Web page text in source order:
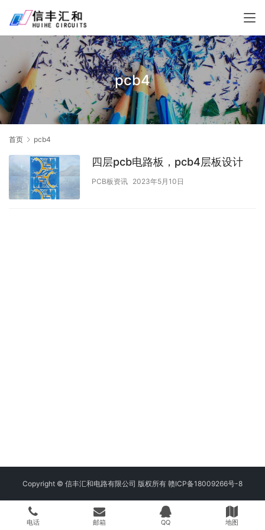
pcb4
首页 pcb4
四层pcb电路板，pcb4层板设计
PCB板资讯 2023年5月10日
Copyright © 信丰汇和电路有限公司 版权所有 赣ICP备18009266号-8
电话 邮箱 QQ 地图